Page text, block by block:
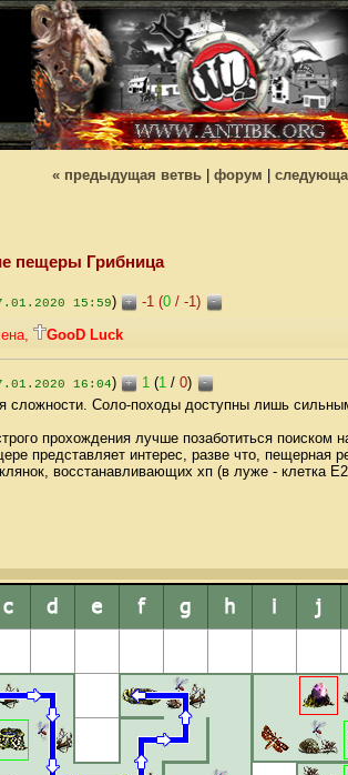
« предыдущая ветвь форум
пещеры Грибница
15:59) + -1 (0/ -1) -
GooD Luck
16:04) + 1 (1/ 0) -
сложности. Соло-походы доступны лишь
прохождения лучше позаботиться поиском
представляет интерес, разве что, пещерная
восстанавливающих хп (в луже - клетка